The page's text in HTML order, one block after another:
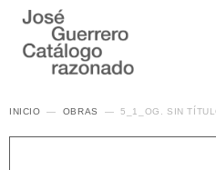
INICIO OBRAS 5_1_OG. SIN